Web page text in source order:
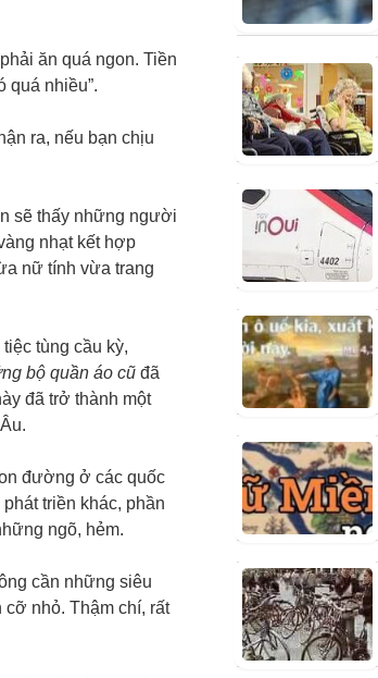
ăn quá ngon. Tiền
quá nhiều”.
ra, nếu bạn chịu
sẽ thấy những người
nhạt kết hợp
nữ tính vừa trang
tùng cầu kỳ,
bộ quần áo cũ đã
đã trở thành một
đường ở các quốc
triền khác, phần
ngõ, hẻm.
cần những siêu
nhỏ. Thậm chí, rất